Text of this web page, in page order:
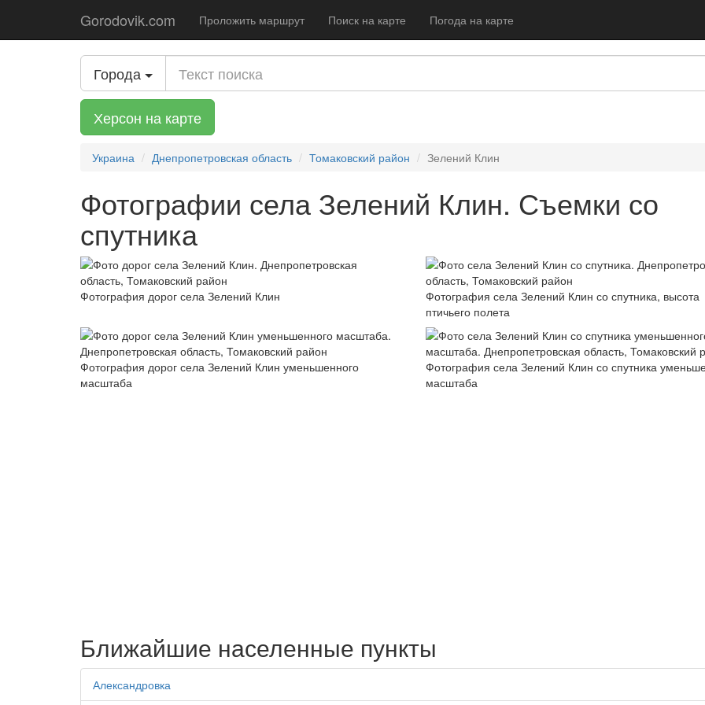
Gorodovik.com Проложить маршрут Поиск на карте Погода на карте
Города
Херсон на карте
Украина Днепропетровская область Томаковский район Зелений Клин
Фотографии села Зелений Клин. Съемки со
спутника
Фотография дорог села Зелений Клин
Фотография села Зелений Клин со спутника, высота
птичьего полета
Фотография дорог села Зелений Клин уменьшенного
масштаба
Фотография села Зелений Клин со спутника
масштаба
Ближайшие населенные пункты
Александровка